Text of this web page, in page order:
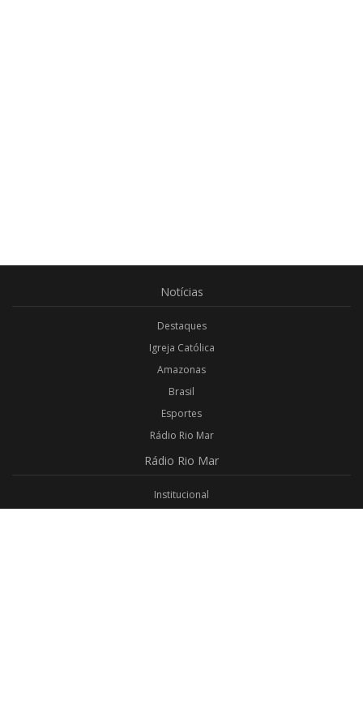
Notícias
Destaques
Igreja Católica
Amazonas
Brasil
Esportes
Rádio Rio Mar
Rádio Rio Mar
Institucional